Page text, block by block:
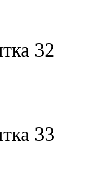
32
33